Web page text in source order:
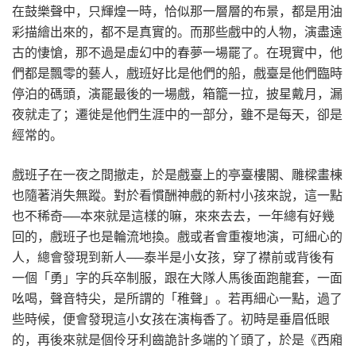
在鼓樂聲中，只輝煌一時，恰似那一層層的布景，都是用油
彩描繪出來的，都不是真實的。而那些戲中的人物，演盡遠
古的悽愴，那不過是虛幻中的春夢一場罷了。在現實中，他
們都是飄零的藝人，戲班好比是他們的船，戲臺是他們臨時
停泊的碼頭，演罷最後的一場戲，箱籠一拉，披星戴月，漏
夜就走了；遷徙是他們生涯中的一部分，雖不是每天，卻是
經常的。
戲班子在一夜之間撤走，於是戲臺上的亭臺樓閣、雕樑畫棟
也隨著消失無蹤。對於看慣酬神戲的新村小孩來說，這一點
也不稀奇──本來就是這樣的嘛，來來去去，一年總有好幾
回的，戲班子也是輪流地換。戲或者會重複地演，可細心的
人，總會發現到新人──泰半是小女孩，穿了襟前或背後有
一個「勇」字的兵卒制服，跟在大隊人馬後面跑龍套，一面
吆喝，聲音特尖，是所謂的「稚聲」。若再細心一點，過了
些時候，便會發現這小女孩在演梅香了。初時是垂眉低眼
的，再後來就是個伶牙利齒詭計多端的丫頭了，於是《西廂